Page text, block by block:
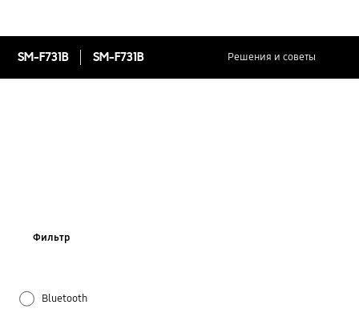
SM-F731B SM-F731B Решения и советы
Фильтр
Bluetooth